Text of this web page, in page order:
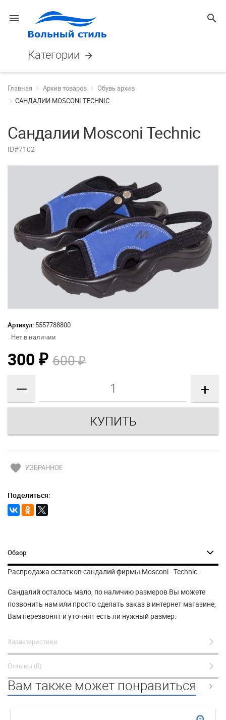
menu search
Категории arrow_forward
Главная Архив товаров
Обувь архив
САНДАЛИИ MOSCONI TECHNIC
Сандалии Mosconi Technic
ID#7102
Артикул: 5557788800
Нет в наличии
300 ₽ 600₽
— +
favorite ИЗБРАННОЕ
Поделиться:
Обзор
Распродажа остатков сандалий фирмы Mosconi - Technic.
Сандалий осталось мало, по наличию размеров Вы можете
позвонить нам или просто сделать заказ в интернет магазине,
Вам перезвонят и уточнят есть ли нужный размер.
Характеристики
Отзывы (0)
Вам также может понравиться